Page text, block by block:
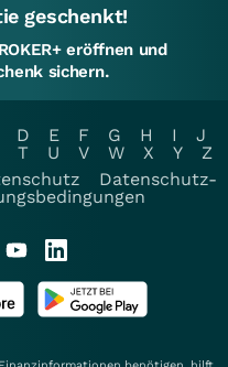
geschenkt!
eröffnen und
sichern.
D E F G H I
J
T U V W X Y
Z
Datenschutz-